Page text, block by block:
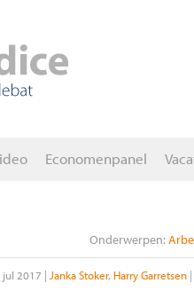
Economenpanel
Onderwerpen:
jul 2017 Janka Stoker Harry Garretsen